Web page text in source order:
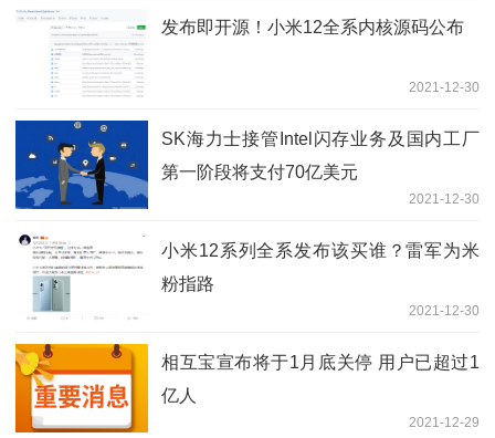
发布即开源！小米12全系内核源码公布
2021-12-30
SK海力士接管Intel闪存业务及国内工厂
第一阶段将支付70亿美元
2021-12-30
小米12系列全系发布该买谁？雷军为米
粉指路
2021-12-30
相互宝宣布将于1月底关停 用户已超过1
亿人
2021-12-29